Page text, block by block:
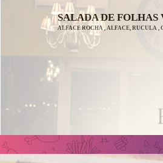
SALADA DE FOLHAS
ALFACE ROCHA , ALFACE, RUCULA ,